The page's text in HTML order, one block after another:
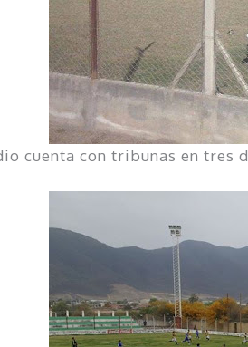
cuenta con tribunas en tres